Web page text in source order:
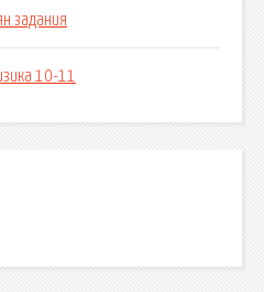
задания
10-11